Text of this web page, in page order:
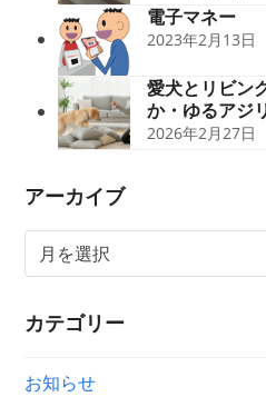
電子マネー
2023年2月13日
愛犬とリビン
か・ゆるアジ
2026年2月27日
アーカイブ
ー
イ
カテゴリー
お知らせ